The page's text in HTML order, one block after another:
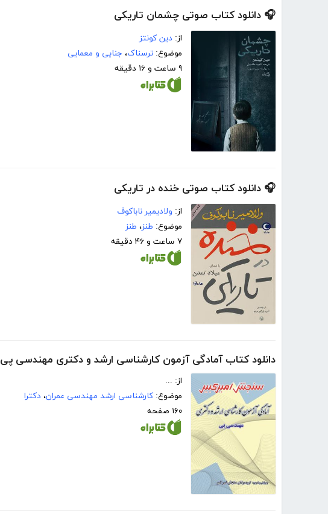
🎧 دانلود کتاب صوتی چشمان تاریکی
از: دین کونتز
موضوع: ترسناک، جنایی و معمایی
۹ ساعت و ۱۶ دقیقه
🎧 دانلود کتاب صوتی خنده در تاریکی
از: ولادیمیر ناباکوف
موضوع: طنز، طنز
۷ ساعت و ۴۶ دقیقه
دانلود کتاب آمادگی آزمون کارشناسی ارشد و دکتری مهندسی پی
از: ...
موضوع: کارشناسی ارشد مهندسی عمران، دکترا
۱۶۰ صفحه